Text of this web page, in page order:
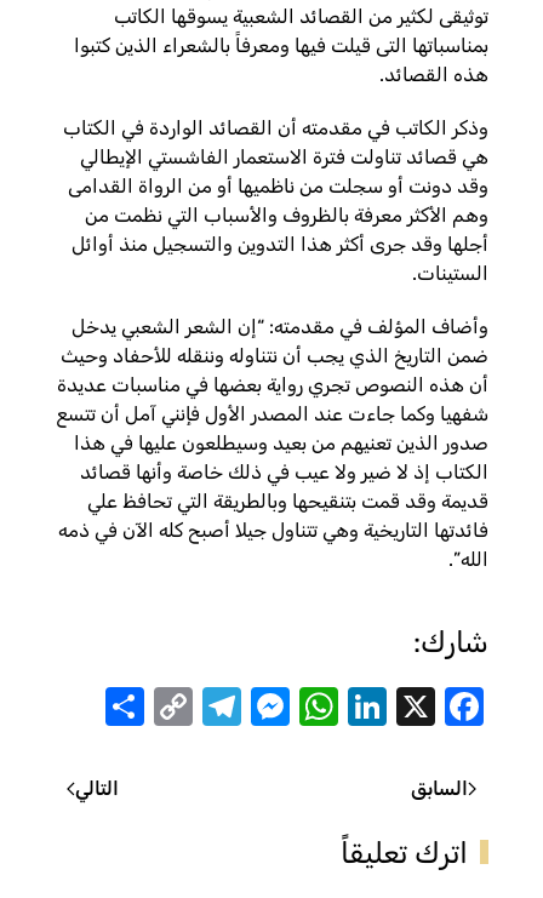
توثيقى لكثير من القصائد الشعبية يسوقها الكاتب
بمناسباتها التى قيلت فيها ومعرفاً بالشعراء الذين كتبوا
هذه القصائد.
وذكر الكاتب في مقدمته أن القصائد الواردة في الكتاب
هي قصائد تناولت فترة الاستعمار الفاشستي الإيطالي
وقد دونت أو سجلت من ناظميها أو من الرواة القدامى
وهم الأكثر معرفة بالظروف والأسباب التي نظمت من
أجلها وقد جرى أكثر هذا التدوين والتسجيل منذ أوائل
الستينات.
وأضاف المؤلف في مقدمته: “إن الشعر الشعبي يدخل
ضمن التاريخ الذي يجب أن نتناوله وننقله للأحفاد وحيث
أن هذه النصوص تجري رواية بعضها في مناسبات عديدة
شفهيا وكما جاءت عند المصدر الأول فإنني آمل أن تتسع
صدور الذين تعنيهم من بعيد وسيطلعون عليها في هذا
الكتاب إذ لا ضير ولا عيب في ذلك خاصة وأنها قصائد
قديمة وقد قمت بتنقيحها وبالطريقة التي تحافظ علي
فائدتها التاريخية وهي تتناول جيلا أصبح كله الآن في ذمه
الله”.
شارك:
Facebook
X
LinkedIn
WhatsApp
Messenger
Telegram
Copy
السابق التالي
اترك تعليقاً